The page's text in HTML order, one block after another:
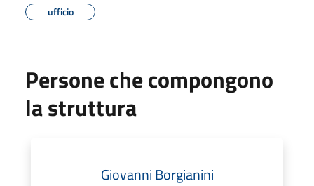
ufficio
Persone che compongono
la struttura
Giovanni Borgianini